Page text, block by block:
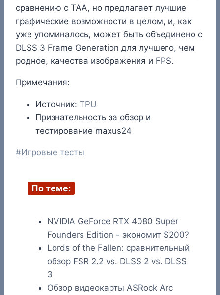
сравнению с TAA, но предлагает лучшие
графические возможности в целом, и, как
уже упоминалось, может быть объединено с
DLSS 3 Frame Generation для лучшего, чем
родное, качества изображения и FPS.
Примечания:
Источник: TPU
Признательность за обзор и
тестирование maxus24
Метки
#Игровые тесты
По теме:
NVIDIA GeForce RTX 4080 Super
Founders Edition - экономит $200?
Lords of the Fallen: сравнительный
обзор FSR 2.2 vs. DLSS 2 vs. DLSS
3
Обзор видеокарты ASRock Arc